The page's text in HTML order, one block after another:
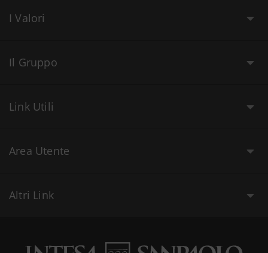
I Valori
Il Gruppo
Link Utili
Area Utente
Altri Link